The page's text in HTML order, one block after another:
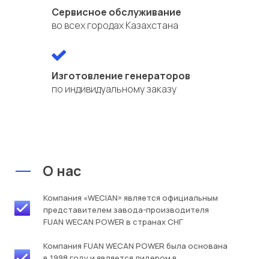
Сервисное обслуживание
во всех городах Казахстана
Изготовление генераторов
по индивидуальному заказу
Компания «WECIAN» является официальным
представителем завода-производителя
FUAN WECAN POWER в странах СНГ
Компания FUAN WECAN POWER была основана
О нас